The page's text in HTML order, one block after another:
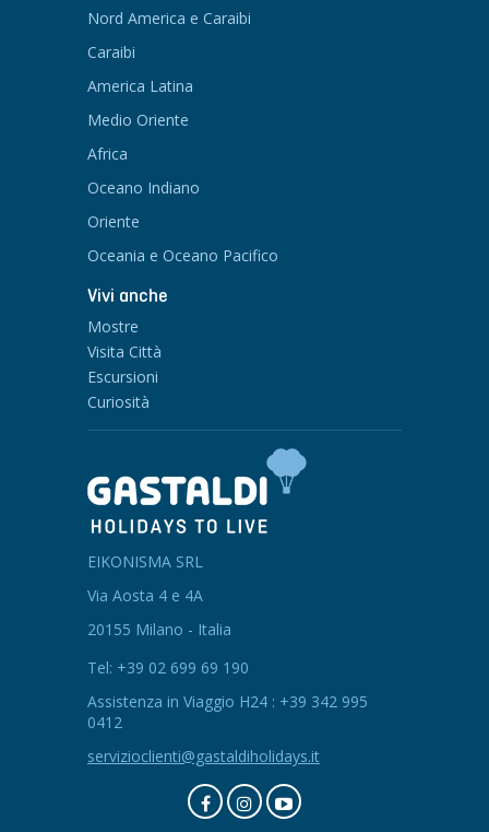
Nord America e Caraibi
Caraibi
America Latina
Medio Oriente
Africa
Oceano Indiano
Oriente
Oceania e Oceano Pacifico
Vivi anche
Mostre
Visita Città
Escursioni
Curiosità
EIKONISMA SRL
Via Aosta 4 e 4A
20155 Milano - Italia
Tel: +39 02 699 69 190
Assistenza in Viaggio H24 : +39 342 995
0412
servizioclienti@gastaldiholidays.it